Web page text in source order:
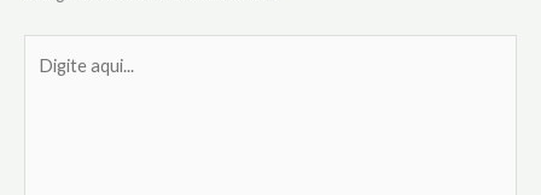
aqui...